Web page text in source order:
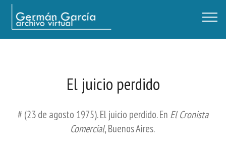
Germán García - Archivo Virtual / Centro Descartes, Buenos Aires
El juicio perdido
# (23 de agosto 1975). El juicio perdido. En El Cronista
Comercial, Buenos Aires.